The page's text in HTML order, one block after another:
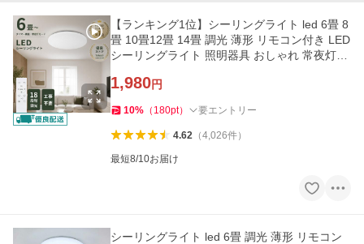
【ランキング1位】シーリングライト led 6畳 8
畳 10畳12畳 14畳 調光 薄形 リモコン付き LED
シーリングライト 照明器具 おしゃれ 常夜灯タ
1,980円
10% （ 180pt） 要エントリー
4.62 （4,026件）
最短8/10お届け
シーリングライト led 6畳 調光 薄形 リモコン